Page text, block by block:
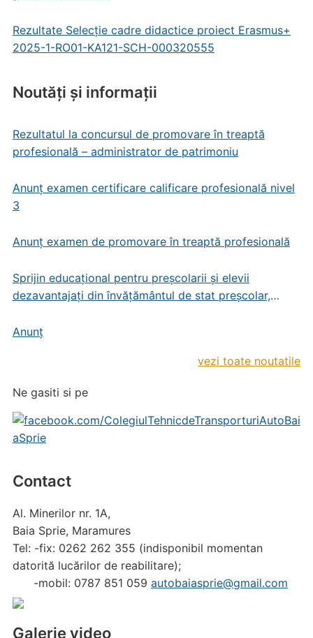
Rezultate Selecție cadre didactice proiect Erasmus+
2025-1-RO01-KA121-SCH-000320555
Noutăți și informații
Rezultatul la concursul de promovare în treaptă
profesională – administrator de patrimoniu
Anunț examen certificare calificare profesională nivel
3
Anunț examen de promovare în treaptă profesională
Sprijin educațional pentru preșcolarii și elevii
dezavantajați din învățământul de stat preșcolar,
Anunț
vezi toate noutatile
Ne gasiti si pe
Contact
Al. Minerilor nr. 1A,
Baia Sprie, Maramures
Tel: -fix: 0262 262 355 (indisponibil momentan
datorită lucărilor de reabilitare);
-mobil: 0787 851 059 autobaiasprie@gmail.com
Galerie video